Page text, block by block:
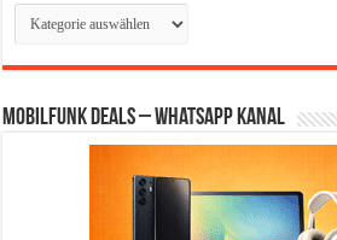
Kategorien
Mobilfunk Deals – WhatsApp Kanal